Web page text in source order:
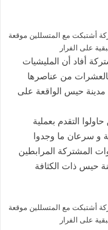
أشتبكت مع المتسللين موقعة
على الفرار
أفاد أن المليشيات
بالعشرات من عناصرها
حيس الواقعة على
التقدم بعملية
و سرعان ما وجدوا
المشتركة المرابطين
حيس ذات الكثافة
أشتبكت مع المتسللين موقعة
على الفرار